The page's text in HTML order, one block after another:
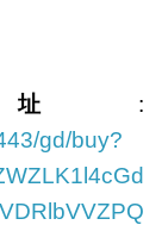
址 :
gd/buy?